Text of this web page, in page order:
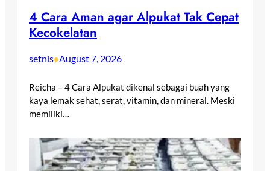
4 Cara Aman agar Alpukat Tak Cepat
Kecokelatan
setnis•August 7, 2026
Reicha – 4 Cara Alpukat dikenal sebagai buah yang
kaya lemak sehat, serat, vitamin, dan mineral. Meski
memiliki…